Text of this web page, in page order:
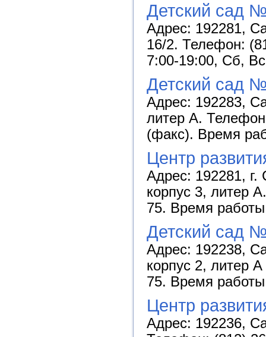
Детский сад
Адрес: 192281,
16/2. Телефон:
7:00-19:00, Сб,
Детский сад
Адрес: 192283,
литер А.
(факс). Время
Центр
Адрес: 192281, г.
корпус 3, литер
75. Время
Детский сад
Адрес: 192238,
корпус 2, литер
75. Время
Центр
Адрес: 192236,